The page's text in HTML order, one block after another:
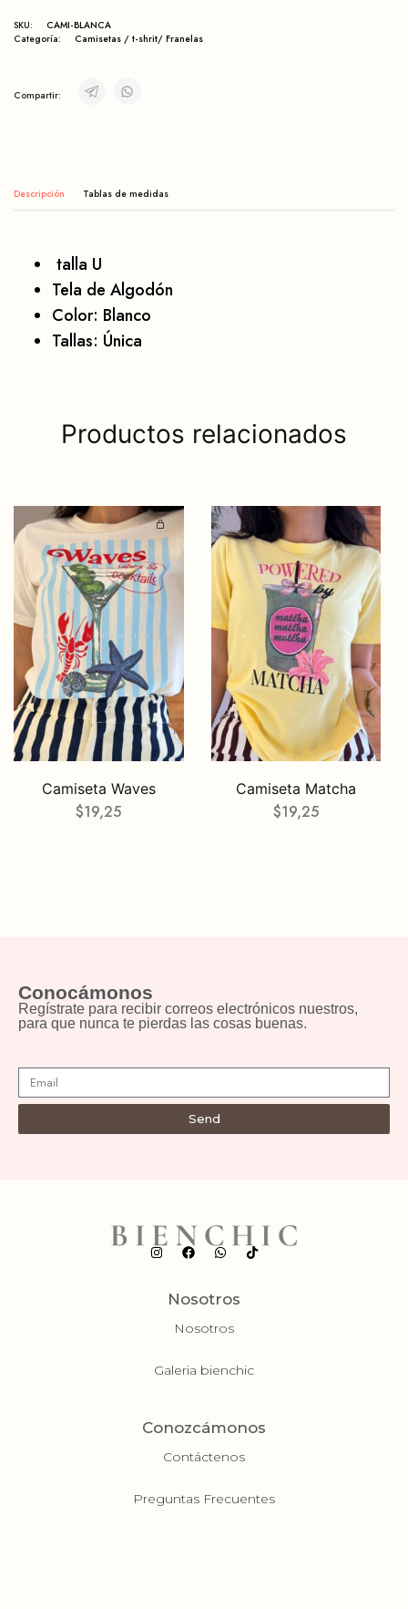
SKU:
CAMI-BLANCA
Categoría:
Camisetas / t-shrit/ Franelas
Compartir:
Descripción
talla U
Tela de Algodón
Color: Blanco
Tallas: Única
Productos relacionados
Camiseta Waves
$19,25
Camiseta Matcha
$19,25
Conocámonos
Regístrate para recibir correos electrónicos nuestros,
para que nunca te pierdas las cosas buenas.
Send
Nosotros
Nosotros
Galeria bienchic
Conozcámonos
Contáctenos
Preguntas Frecuentes